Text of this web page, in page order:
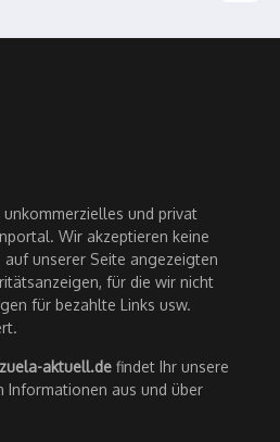
unkommerzielles und privat
Wir akzeptieren keine
unserer Seite angezeigten
für die wir nicht
für bezahlte Links usw.
aktuell.de findet Ihr unsere
Informationen aus und über